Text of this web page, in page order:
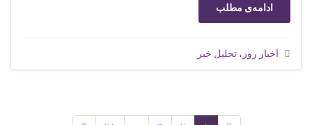
ادامه‌ی مطلب
اخبار روز، تحلیل خبر